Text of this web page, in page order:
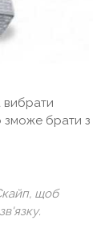
вибрати
зможе брати з
щоб